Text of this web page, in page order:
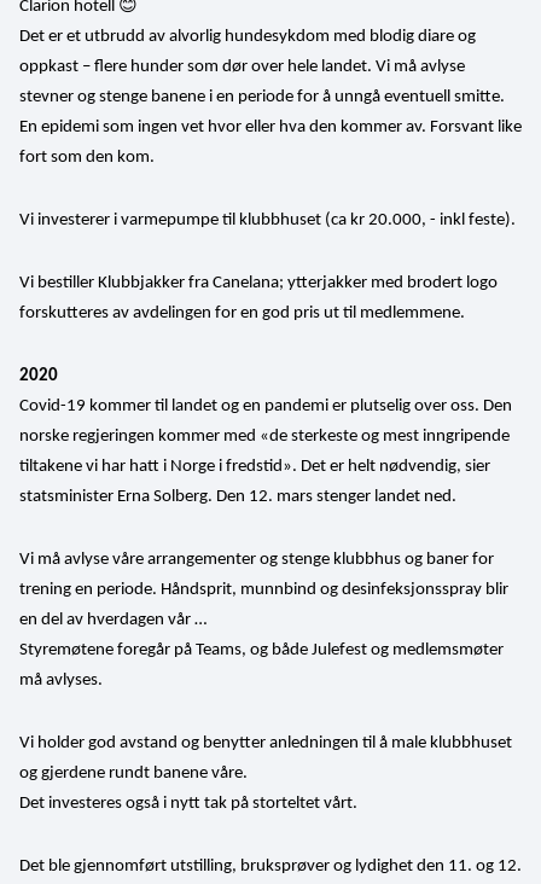
Clarion hotell 😊
Det er et utbrudd av alvorlig hundesykdom med blodig diare og
oppkast – flere hunder som dør over hele landet. Vi må avlyse
stevner og stenge banene i en periode for å unngå eventuell smitte.
En epidemi som ingen vet hvor eller hva den kommer av. Forsvant like
fort som den kom.
Vi investerer i varmepumpe til klubbhuset (ca kr 20.000, - inkl feste).
Vi bestiller Klubbjakker fra Canelana; ytterjakker med brodert logo
forskutteres av avdelingen for en god pris ut til medlemmene.
2020
Covid-19 kommer til landet og en pandemi er plutselig over oss. Den
norske regjeringen kommer med «de sterkeste og mest inngripende
tiltakene vi har hatt i Norge i fredstid». Det er helt nødvendig, sier
statsminister Erna Solberg. Den 12. mars stenger landet ned.
Vi må avlyse våre arrangementer og stenge klubbhus og baner for
trening en periode. Håndsprit, munnbind og desinfeksjonsspray blir
en del av hverdagen vår …
Styremøtene foregår på Teams, og både Julefest og medlemsmøter
må avlyses.
Vi holder god avstand og benytter anledningen til å male klubbhuset
og gjerdene rundt banene våre.
Det investeres også i nytt tak på storteltet vårt.
Det ble gjennomført utstilling, bruksprøver og lydighet den 11. og 12.